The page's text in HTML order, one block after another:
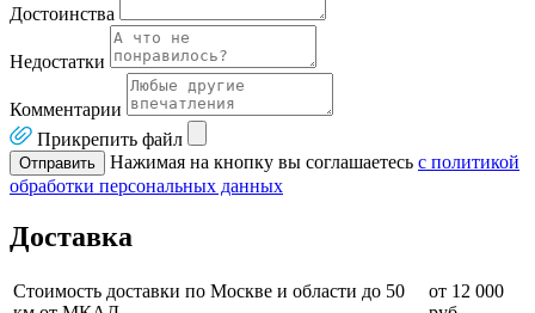
Достоинства
Недостатки
Комментарии
Прикрепить файл
Отправить Нажимая на кнопку вы соглашаетесь с политикой
обработки персональных данных
Доставка
Стоимость доставки по Москве и области до 50
от 12 000